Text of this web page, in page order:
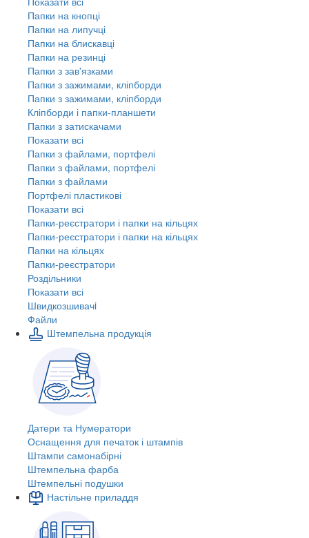
Папки на кнопці
Папки на липучці
Папки на блискавці
Папки на резинці
Папки з зав'язками
Папки з зажимами, кліпборди
Папки з зажимами, кліпборди
Кліпборди і папки-планшети
Папки з затискачами
Показати всі
Папки з файлами, портфелі
Папки з файлами, портфелі
Папки з файлами
Портфелі пластикові
Показати всі
Папки-реєстратори і папки на кільцях
Папки-реєстратори і папки на кільцях
Папки на кільцях
Папки-реєстратори
Роздільники
Показати всі
Швидкозшивачi
Файли
Штемпельна продукція
Датери та Нумератори
Оснащення для печаток і штампів
Штампи самонабірні
Штемпельна фарба
Штемпельні подушки
Настільне приладдя